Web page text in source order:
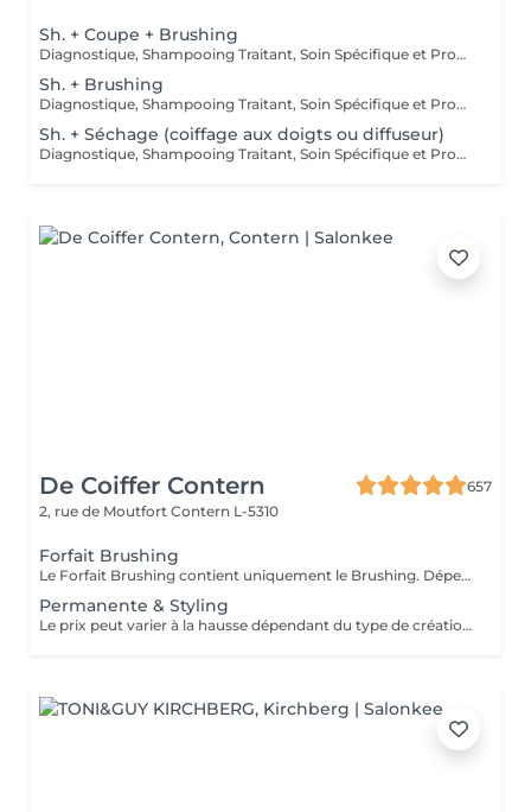
Sh. + Coupe + Brushing
Diagnostique, Shampooing Traitant, Soin Spécifique et Produits Coiffants inclus
Sh. + Brushing
Diagnostique, Shampooing Traitant, Soin Spécifique et Produits Coiffants inclus
Sh. + Séchage (coiffage aux doigts ou diffuseur)
Diagnostique, Shampooing Traitant, Soin Spécifique et Produits Coiffants inclus
De Coiffer Contern
657
2, rue de Moutfort Contern L-5310
Forfait Brushing
Le Forfait Brushing contient uniquement le Brushing. Dépendant de la longueur des cheveux, le prix peut varier. En cas de questions veuillez appeler au +352 26 35 02 89.
Permanente & Styling
Le prix peut varier à la hausse dépendant du type de création finalement réalisée.